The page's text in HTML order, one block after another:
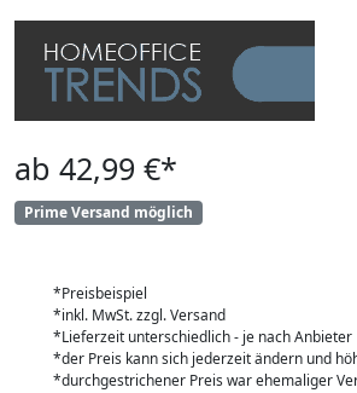
ab 42,99 €*
Prime Versand möglich
*Preisbeispiel
*inkl. MwSt. zzgl. Versand
*Lieferzeit unterschiedlich - je nach Anbieter
*der Preis kann sich jederzeit ändern und
*durchgestrichener Preis war ehemaliger